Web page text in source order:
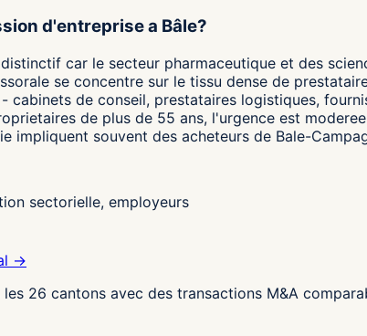
d'entreprise a Bâle?
car le secteur pharmaceutique et des
se concentre sur le tissu dense de
cabinets de conseil, prestataires logistiques,
de plus de 55 ans, l'urgence est
impliquent souvent des acheteurs de Bale-
sectorielle, employeurs
→
26 cantons avec des transactions M&A